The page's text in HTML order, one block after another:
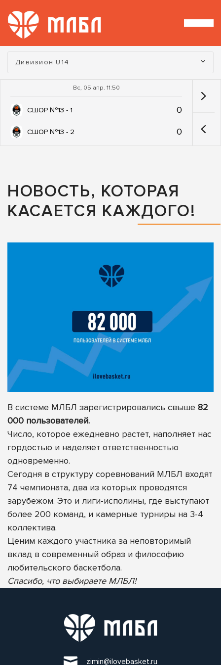
Турнир:
Дивизион U14
Вс, 05 апр. 11:50
СШОР №13 - 1 0
СШОР №13 - 2 0
НОВОСТЬ, КОТОРАЯ
КАСАЕТСЯ КАЖДОГО!
В системе МЛБЛ зарегистрировались свыше 82
000 пользователей.
Число, которое ежедневно растет, наполняет нас
гордостью и наделяет ответственностью
одновременно.
Сегодня в структуру соревнований МЛБЛ входят
74 чемпионата, два из которых проводятся
зарубежом. Это и лиги-исполины, где выступают
более 200 команд, и камерные турниры на 3-4
коллектива.
Ценим каждого участника за неповторимый
вклад в современный образ и философию
любительского баскетбола.
Спасибо, что выбираете МЛБЛ!
zimin@ilovebasket.ru